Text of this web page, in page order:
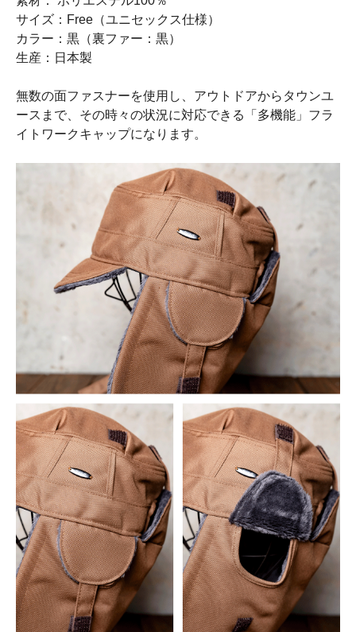
サイズ：Free（ユニセックス仕様）
カラー：黒（裏ファー：黒）
生産：日本製
無数の面ファスナーを使用し、アウトドアからタウンユ
ースまで、その時々の状況に対応できる「多機能」フラ
イトワークキャップになります。